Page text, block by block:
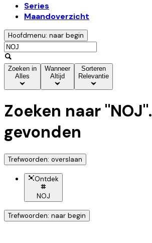
Series
Maandoverzicht
Hoofdmenu: naar begin
Zoeken in
Alles
Wanneer
Altijd
Sorteren
Relevantie
Zoeken naar "NOJ".
gevonden
Trefwoorden: overslaan
Ontdek
NOJ
Trefwoorden: naar begin